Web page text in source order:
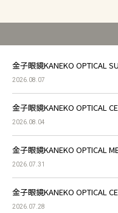
金子眼鏡KANEKO OPTICAL
2026.08.07
金子眼鏡KANEKO OPTICAL
2026.08.04
金子眼鏡KANEKO OPTICAL
2026.07.31
金子眼鏡KANEKO OPTICAL
2026.07.28